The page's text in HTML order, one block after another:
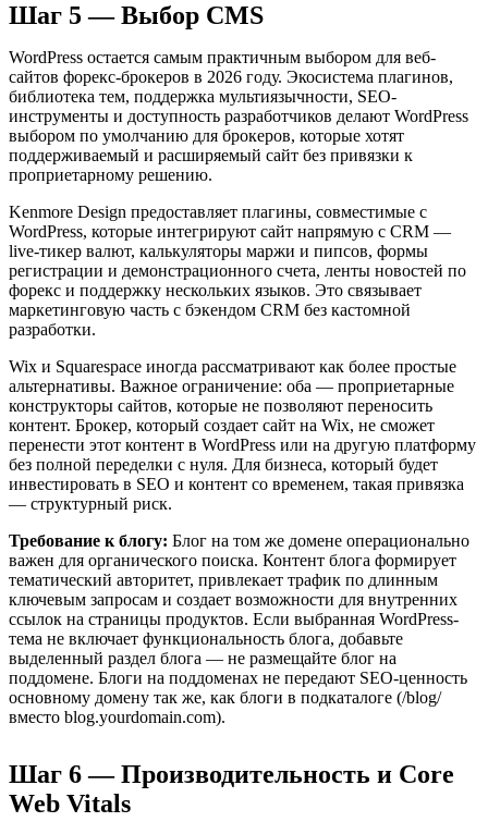
Шаг 5 — Выбор CMS
WordPress остается самым практичным выбором для веб-
сайтов форекс-брокеров в 2026 году. Экосистема плагинов,
библиотека тем, поддержка мультиязычности, SEO-
инструменты и доступность разработчиков делают WordPress
выбором по умолчанию для брокеров, которые хотят
поддерживаемый и расширяемый сайт без привязки к
проприетарному решению.
Kenmore Design предоставляет плагины, совместимые с
WordPress, которые интегрируют сайт напрямую с CRM —
live-тикер валют, калькуляторы маржи и пипсов, формы
регистрации и демонстрационного счета, ленты новостей по
форекс и поддержку нескольких языков. Это связывает
маркетинговую часть с бэкендом CRM без кастомной
разработки.
Wix и Squarespace иногда рассматривают как более простые
альтернативы. Важное ограничение: оба — проприетарные
конструкторы сайтов, которые не позволяют переносить
контент. Брокер, который создает сайт на Wix, не сможет
перенести этот контент в WordPress или на другую платформу
без полной переделки с нуля. Для бизнеса, который будет
инвестировать в SEO и контент со временем, такая привязка
— структурный риск.
Требование к блогу: Блог на том же домене операционально
важен для органического поиска. Контент блога формирует
тематический авторитет, привлекает трафик по длинным
ключевым запросам и создает возможности для внутренних
ссылок на страницы продуктов. Если выбранная WordPress-
тема не включает функциональность блога, добавьте
выделенный раздел блога — не размещайте блог на
поддомене. Блоги на поддоменах не передают SEO-ценность
основному домену так же, как блоги в подкаталоге (/blog/
вместо blog.yourdomain.com).
Шаг 6 — Производительность и Core
Web Vitals